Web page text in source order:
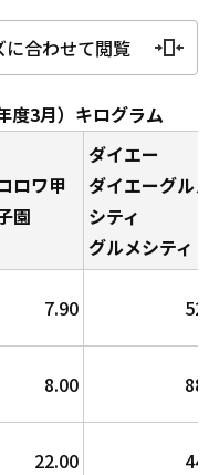
に合わせて閲覧
度3月）キログラム
ロワ甲
園
ダイエー
ダイエーグル
シティ
グルメシティ
7.90
8.00
22.00